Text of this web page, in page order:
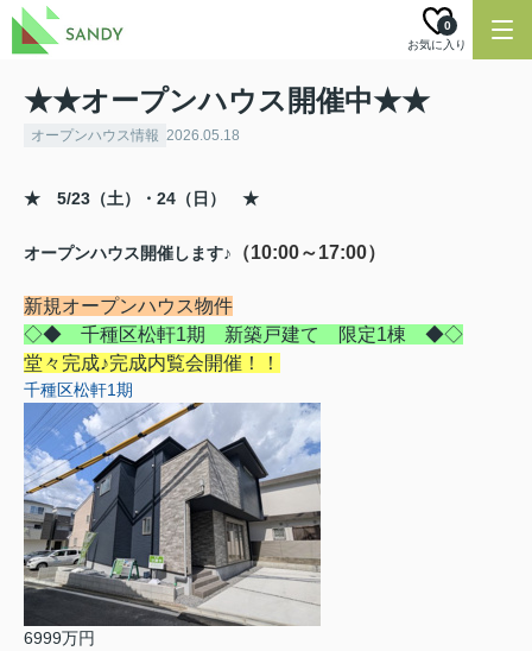
お気に入り
0
★★オープンハウス開催中★★
オープンハウス情報 2026.05.18
★ 5/23（土）・24（日） ★
オープンハウス開催します♪ （10:00～17:00）
新規オープンハウス物件
◇◆ 千種区松軒1期 新築戸建て 限定1棟 ◆◇
堂々完成♪完成内覧会開催！！
千種区松軒1期
6999万円